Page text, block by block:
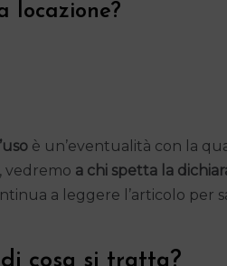
locazione?
è un’eventualità con la
vedremo a chi spetta la
a leggere l’articolo per